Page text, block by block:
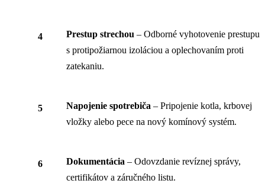
Prestup strechou – Odborné vyhotovenie prestupu
s protipožiarnou izoláciou a oplechovaním proti
zatekaniu.
Napojenie spotrebiča – Pripojenie kotla, krbovej
vložky alebo pece na nový komínový systém.
Dokumentácia – Odovzdanie revíznej správy,
certifikátov a záručného listu.